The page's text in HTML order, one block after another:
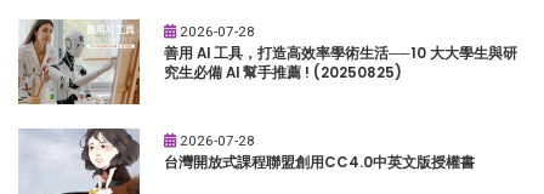
2026-07-28
善用 AI 工具，打造高效率學術生活──10 大大學生與研
究生必備 AI 幫手推薦 ! (20250825)
2026-07-28
台灣開放式課程聯盟創用CC4.0中英文版授權書